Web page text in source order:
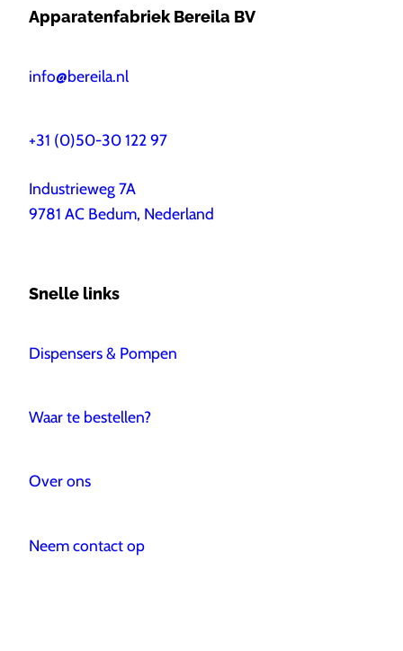
Apparatenfabriek Bereila BV
info@bereila.nl
+31 (0)50-30 122 97
Industrieweg 7A
9781 AC Bedum, Nederland
Snelle links
Dispensers & Pompen
Waar te bestellen?
Over ons
Neem contact op